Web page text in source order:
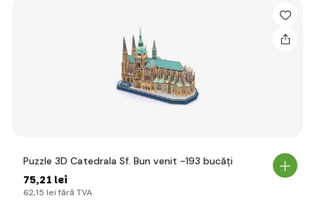
Puzzle 3D Catedrala Sf. Bun venit -193 bucăți
75,21 lei
62,15 lei fără TVA